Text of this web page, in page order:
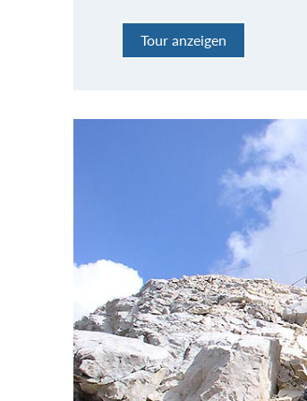
Tour anzeigen